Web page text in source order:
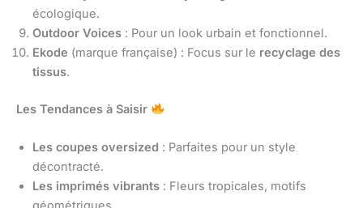
écologique.
Outdoor Voices : Pour un look urbain et fonctionnel.
Ekode (marque française) : Focus sur le recyclage des
tissus.
Les Tendances à Saisir
Les coupes oversized : Parfaites pour un style
décontracté.
Les imprimés vibrants : Fleurs tropicales, motifs